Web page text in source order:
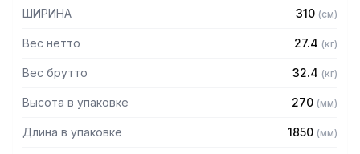
мм
— Стеллаж поставляется в разобранном виде
ШИРИНА 310 (см)
Вес нетто 27.4 (кг)
Вес брутто 32.4 (кг)
Высота в упаковке 270 (мм)
Длина в упаковке 1850 (мм)